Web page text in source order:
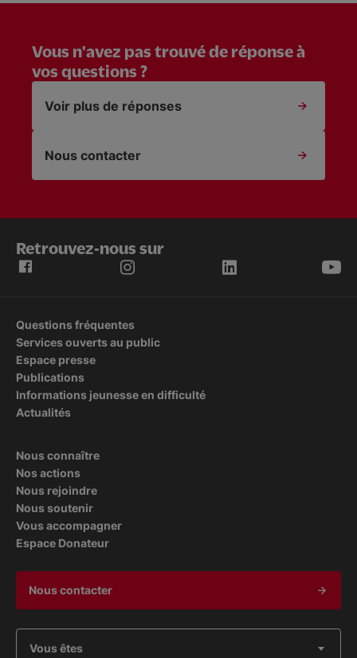
Vous n'avez pas trouvé de réponse à
vos questions ?
Voir plus de réponses
Nous contacter
Retrouvez-nous sur
Questions fréquentes
Services ouverts au public
Espace presse
Publications
Informations jeunesse en difficulté
Actualités
Nous connaître
Nos actions
Nous rejoindre
Nous soutenir
Vous accompagner
Espace Donateur
Nous contacter
Vous êtes